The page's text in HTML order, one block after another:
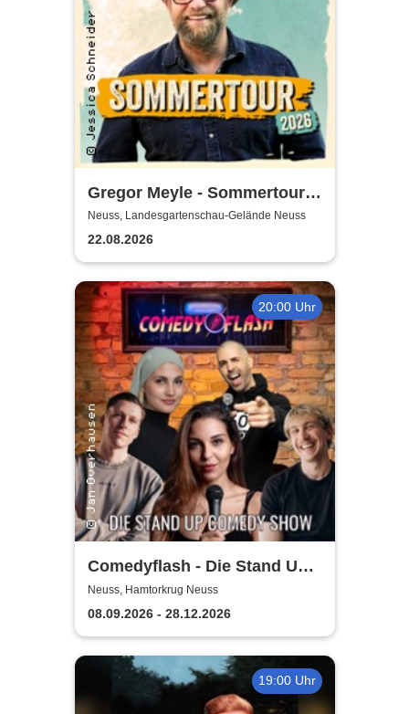
Gregor Meyle - Sommertour
2026
Neuss, Landesgartenschau-Gelände Neuss
22.08.2026
20:00 Uhr
Comedyflash - Die Stand Up
Comedy Show in Neuss
Neuss, Hamtorkrug Neuss
08.09.2026 - 28.12.2026
19:00 Uhr